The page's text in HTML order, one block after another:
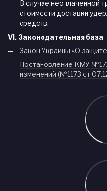
В случае неоплаченной
стоимости доставки
средств.
VI. Законодательная база
Закон Украины «О
Постановление КМУ
изменений (№1173 от